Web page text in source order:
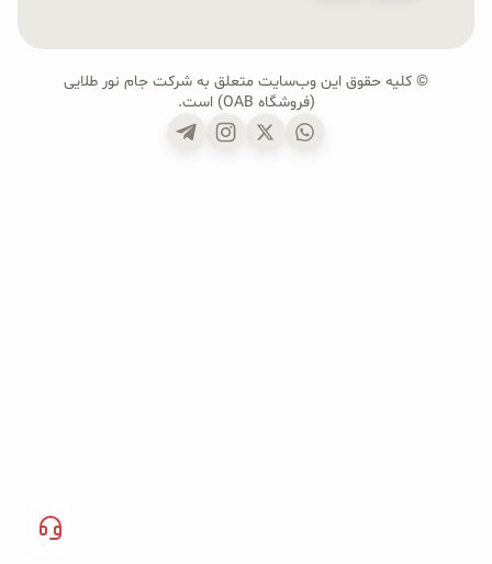
© کلیه حقوق این وب‌سایت متعلق به شرکت جام نور طلایی
(فروشگاه OAB) است.